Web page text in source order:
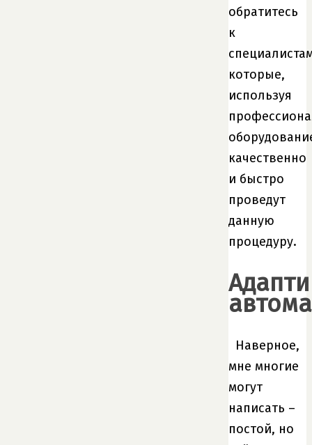
обратитесь
к
которые,
используя
качественно
и быстро
проведут
данную
процедуру.
Наверное,
мне многие
могут
написать –
постой, но